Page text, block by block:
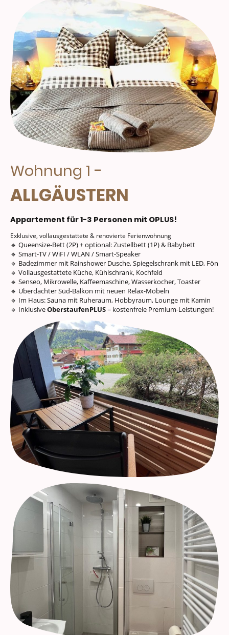
Wohnung 1 -
ALLGÄUSTERN
Appartement für 1-3 Personen mit OPLUS!
Exklusive, vollausgestattete & renovierte Ferienwohnung
🔹 Queensize-Bett (2P) + optional: Zustellbett (1P) & Babybett
🔹 Smart-TV / WiFI / WLAN / Smart-Speaker
🔹 Badezimmer mit Rainshower Dusche, Spiegelschrank mit LED, Fön
🔹 Vollausgestattete Küche, Kühlschrank, Kochfeld
🔹 Senseo, Mikrowelle, Kaffeemaschine, Wasserkocher, Toaster
🔹 Überdachter Süd-Balkon mit neuen Relax-Möbeln
🔹 Im Haus: Sauna mit Ruheraum, Hobbyraum, Lounge mit Kamin
🔹 InklusiveOberstaufenPLUS= kostenfreie Premium-Leistungen!